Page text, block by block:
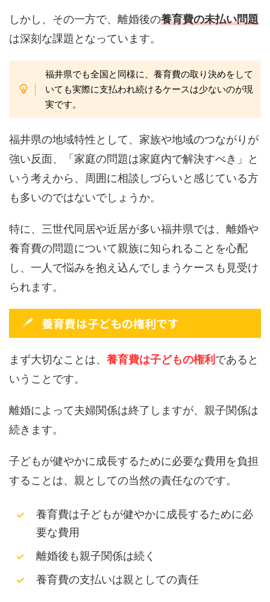
しかし、その一方で、離婚後の養育費の未払い問題
は深刻な課題となっています。
福井県でも全国と同様に、養育費の取り決めをして
いても実際に支払われ続けるケースは少ないのが現
実です。
福井県の地域特性として、家族や地域のつながりが
強い反面、「家庭の問題は家庭内で解決すべき」と
いう考えから、周囲に相談しづらいと感じている方
も多いのではないでしょうか。
特に、三世代同居や近居が多い福井県では、離婚や
養育費の問題について親族に知られることを心配
し、一人で悩みを抱え込んでしまうケースも見受け
られます。
養育費は子どもの権利です
まず大切なことは、 養育費は子どもの権利 であると
いうことです。
離婚によって夫婦関係は終了しますが、親子関係は
続きます。
子どもが健やかに成長するために必要な費用を負担
することは、親としての当然の責任なのです。
養育費は子どもが健やかに成長するために必
要な費用
離婚後も親子関係は続く
養育費の支払いは親としての責任